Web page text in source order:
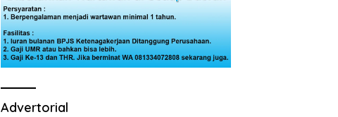
Advertorial